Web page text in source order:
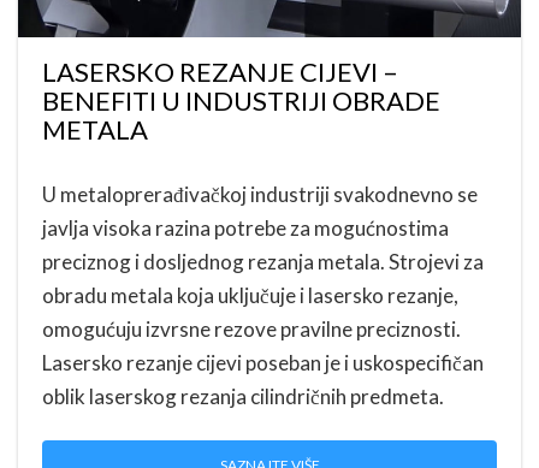
LASERSKO REZANJE CIJEVI –
BENEFITI U INDUSTRIJI OBRADE
METALA
U metaloprerađivačkoj industriji svakodnevno se
javlja visoka razina potrebe za mogućnostima
preciznog i dosljednog rezanja metala. Strojevi za
obradu metala koja uključuje i lasersko rezanje,
omogućuju izvrsne rezove pravilne preciznosti.
Lasersko rezanje cijevi poseban je i uskospecifičan
oblik laserskog rezanja cilindričnih predmeta.